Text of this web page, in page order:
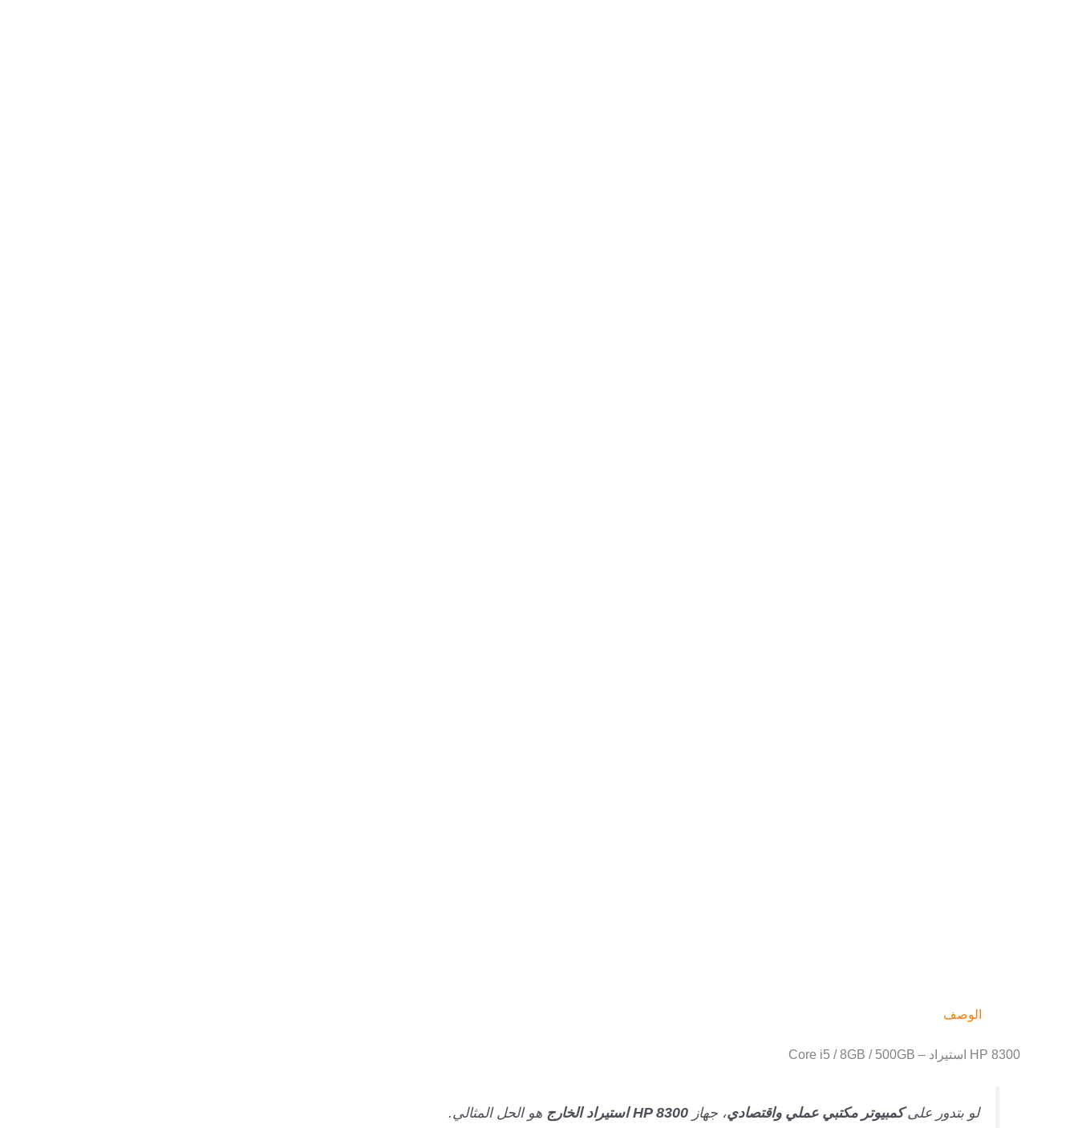
الوصف
HP 8300 استيراد – Core i5 / 8GB / 500GB
لو بتدور علىكمبيوتر مكتبي عملي واقتصادي، جهازHP 8300 استيراد الخارج هو الحل المثالي.